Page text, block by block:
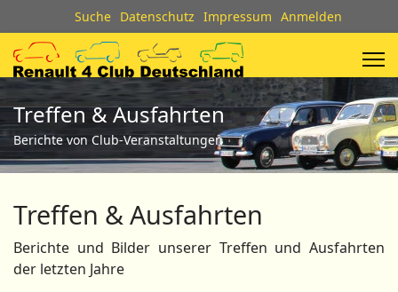
Suche Datenschutz Impressum Anmelden
Treffen & Ausfahrten
Berichte von Club-Veranstaltungen
Treffen & Ausfahrten
Berichte und Bilder unserer Treffen und Ausfahrten
der letzten Jahre